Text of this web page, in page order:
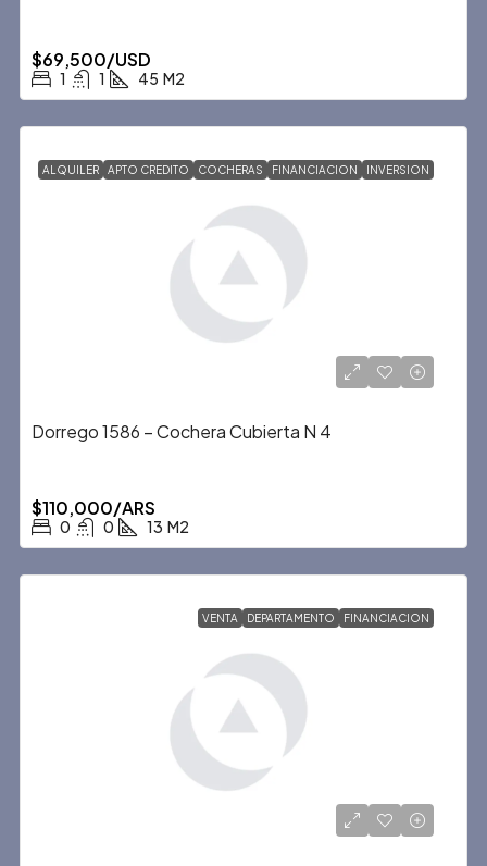
$69,500/USD
1 1 45 M2
ALQUILER APTO CREDITO COCHERAS FINANCIACION INVERSION
Dorrego 1586 – Cochera Cubierta N 4
$110,000/ARS
0 0 13 M2
VENTA DEPARTAMENTO FINANCIACION